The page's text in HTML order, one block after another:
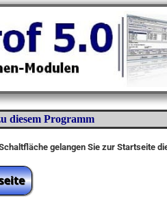
diesem Programm
gelangen Sie zur Startseite